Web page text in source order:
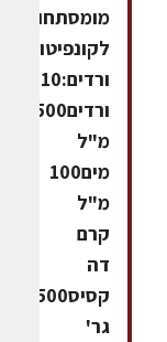
מומסתחומרים
לקונפיטורת
ורדים:10
ורדים500
מ"ל
מים100
מ"ל
קרם
דה
קסיס500
גר'